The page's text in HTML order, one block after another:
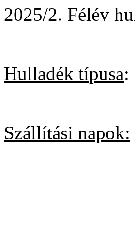
2025/2. Félév
Hulladék típusa:
Szállítási napok: